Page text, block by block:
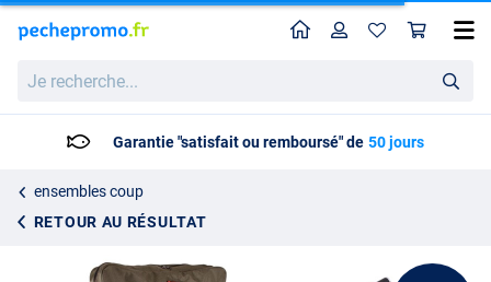
recherche...
HomeProfil
Garantie "satisfait ou remboursé" de 50 jours
ensembles coup
RETOUR AU RÉSULTAT
Set bourriche Ultimate Rectangular